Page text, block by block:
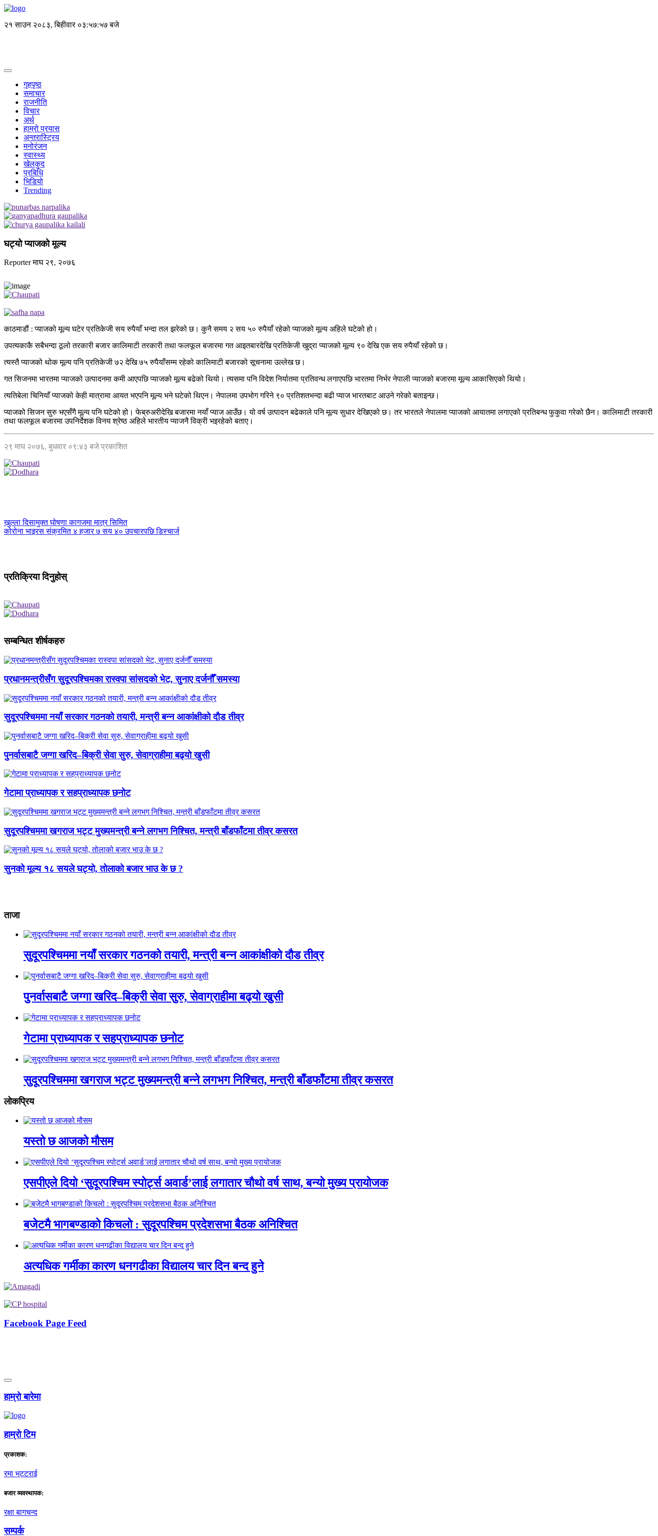
२१ साउन २०८३, बिहीवार ०३:५७:५८ बजे
गृहपृष्ठ
समाचार
राजनीति
विचार
अर्थ
हाम्रो प्रयास
अन्तरास्ट्रिय
मनोरंजन
स्वास्थ्य
खेलकुद
प्रबिधि
भिडियो
Trending
घट्यो प्याजको मूल्य
Reporterमाघ २९, २०७६
काठमाडौं : प्याजको मूल्य घटेर प्रतिकेजी सय रुपैयाँ भन्दा तल झरेको छ। कुनै समय २ सय ५० रुपैयाँ रहेको प्याजको मूल्य अहिले घटेको हो।
उपत्यकाकै सबैभन्दा ठूलो तरकारी बजार कालिमाटी तरकारी तथा फलफूल बजारमा गत आइतबारदेखि प्रतिकेजी खुद्रा प्याजको मूल्य ९० देखि एक सय रुपैयाँ रहेको छ।
त्यस्तै प्याजको थोक मूल्य पनि प्रतिकेजी ७२ देखि ७५ रुपैयाँसम्म रहेको कालिमाटी बजारको सूचनामा उल्लेख छ।
गत सिजनमा भारतमा प्याजको उत्पादनमा कमी आएपछि प्याजको मूल्य बढेको थियो। त्यसमा पनि विदेश निर्यातमा प्रतिवन्ध लगाएपछि भारतमा निर्भर नेपाली प्याजको बजारमा मूल्य आकासिएको थियो।
त्यतिबेला चिनियाँ प्याजको केही मात्रामा आयत भएपनि मूल्य भने घटेको थिएन। नेपालमा उपभोग गरिने ९० प्रतिशतभन्दा बढी प्याज भारतबाट आउने गरेको बताइन्छ।
प्याजको सिजन सुरु भएसँगै मूल्य पनि घटेको हो। फेब्रुअरीदेखि बजारमा नयाँ प्याज आउँछ। यो वर्ष उत्पादन बढेकाले पनि मूल्य सुधार देखिएको छ। तर भारतले नेपालमा प्याजको आयातमा लगाएको प्रतिबन्ध फुकुवा गरेको छैन। कालिमाटी तरकारी
तथा फलफूल बजारमा उपनिर्देशक विनय श्रेष्ठ अहिले भारतीय प्याजनै विक्री भइरहेको बताए।
२९ माघ २०७६, बुधवार ०९:४३ बजे प्रकाशित
खुल्ला दिसामुक्त घोषणा कागजमा मात्र सिमित
कोरोना भाइरस संक्रमित ४ हजार ७ सय ४० उपचारपछि डिस्चार्ज
प्रतिक्रिया दिनुहोस्
सम्बन्धित शीर्षकहरु
प्रधानमन्त्रीसँग सुदूरपश्चिमका रास्वपा सांसदको भेट, सुनाए दर्जनौँ समस्या
सुदूरपश्चिममा नयाँ सरकार गठनको तयारी, मन्त्री बन्न आकांक्षीको दौड तीव्र
पुनर्वासबाटै जग्गा खरिद–बिक्री सेवा सुरु, सेवाग्राहीमा बढ्यो खुसी
गेटामा प्राध्यापक र सहप्राध्यापक छनोट
सुदूरपश्चिममा खगराज भट्ट मुख्यमन्त्री बन्ने लगभग निश्चित, मन्त्री बाँडफाँटमा तीव्र कसरत
सुनको मूल्य १८ सयले घट्यो, तोलाको बजार भाउ के छ ?
ताजा
सुदूरपश्चिममा नयाँ सरकार गठनको तयारी, मन्त्री बन्न आकांक्षीको दौड तीव्र
पुनर्वासबाटै जग्गा खरिद–बिक्री सेवा सुरु, सेवाग्राहीमा बढ्यो खुसी
गेटामा प्राध्यापक र सहप्राध्यापक छनोट
सुदूरपश्चिममा खगराज भट्ट मुख्यमन्त्री बन्ने लगभग निश्चित, मन्त्री बाँडफाँटमा तीव्र कसरत
लाेकप्रिय
यस्तो छ आजको मौसम
एसपीएले दियो ‘सुदूरपश्चिम स्पोर्ट्स अवार्ड’लाई लगातार चौथो वर्ष साथ, बन्यो मुख्य प्रायोजक
बजेटमै भागबण्डाको किचलो : सुदूरपश्चिम प्रदेशसभा बैठक अनिश्चित
अत्यधिक गर्मीका कारण धनगढीका विद्यालय चार दिन बन्द हुने
Facebook Page Feed
हाम्राे बारेमा
हाम्राे टिम
प्रकाशक:
रमा भट्टराई
बजार व्यवस्थापक:
रक्षा बागचन्द
सम्पर्क